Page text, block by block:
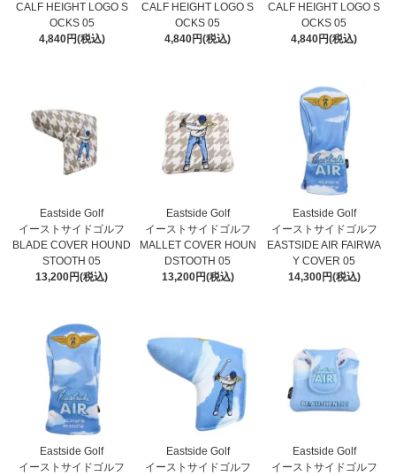
CALF HEIGHT LOGO S
OCKS 05
4,840円(税込)
CALF HEIGHT LOGO S
OCKS 05
4,840円(税込)
CALF HEIGHT LOGO S
OCKS 05
4,840円(税込)
Eastside Golf
イーストサイドゴルフ
BLADE COVER HOUND
STOOTH 05
13,200円(税込)
Eastside Golf
イーストサイドゴルフ
MALLET COVER HOUN
DSTOOTH 05
13,200円(税込)
Eastside Golf
イーストサイドゴルフ
EASTSIDE AIR FAIRWA
Y COVER 05
14,300円(税込)
Eastside Golf
イーストサイドゴルフ
Eastside Golf
イーストサイドゴルフ
Eastside Golf
イーストサイドゴルフ